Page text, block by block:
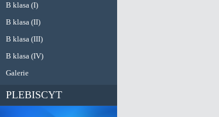
B klasa (I)
B klasa (II)
B klasa (III)
B klasa (IV)
Galerie
PLEBISCYT